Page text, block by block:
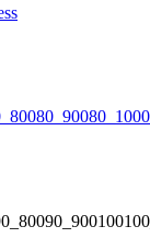
80_90080_1000
90_900100